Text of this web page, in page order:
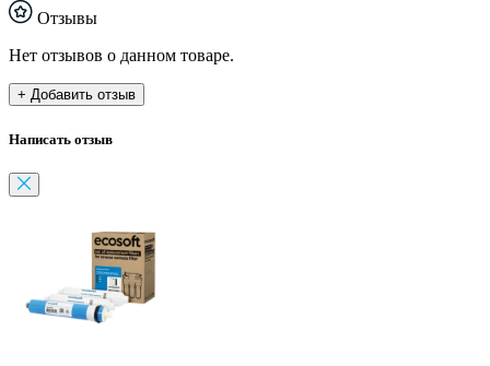
Отзывы
Нет отзывов о данном товаре.
+ Добавить отзыв
Написать отзыв